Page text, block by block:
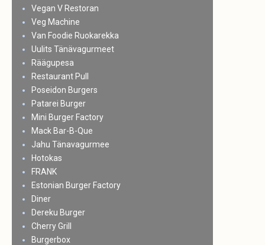
Vegan V Restoran
Veg Machine
Van Foodie Ruokarekka
Uulits Tänävagurmeet
Räägupesa
Restaurant Pull
Poseidon Burgers
Patarei Burger
Mini Burger Factory
Mack Bar-B-Que
Jahu Tänavagurmee
Hotokas
FRANK
Estonian Burger Factory
Diner
Dereku Burger
Cherry Grill
Burgerbox